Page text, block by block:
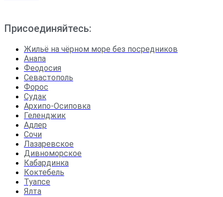
Присоединяйтесь:
Жильё на чёрном море без посредников
Анапа
Феодосия
Севастополь
Форос
Судак
Архипо-Осиповка
Геленджик
Адлер
Сочи
Лазаревское
Дивноморское
Кабардинка
Коктебель
Туапсе
Ялта